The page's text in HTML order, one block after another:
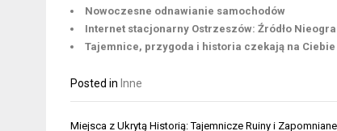
Nowoczesne odnawianie samochodów
Internet stacjonarny Ostrzeszów: Źródło
Tajemnice, przygoda i historia czekają na Ciebie
Posted in Inne
Nawigacja
Miejsca z Ukrytą Historią: Tajemnicze Ruiny i